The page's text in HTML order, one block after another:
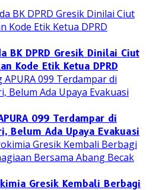
BK DPRD Gresik Dinilai Ciut
Kode Etik Ketua DPRD
099 Terdampar di
Belum Ada Upaya Evakuasi
Gresik Kembali Berbagi